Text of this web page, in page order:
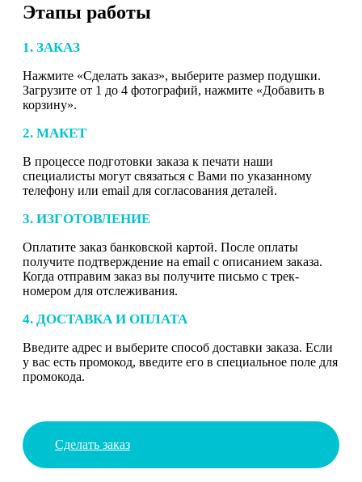
Этапы работы
1. ЗАКАЗ
Нажмите «Сделать заказ», выберите размер подушки.
Загрузите от 1 до 4 фотографий, нажмите «Добавить в
корзину».
2. МАКЕТ
В процессе подготовки заказа к печати наши
специалисты могут связаться с Вами по указанному
телефону или email для согласования деталей.
3. ИЗГОТОВЛЕНИЕ
Оплатите заказ банковской картой. После оплаты
получите подтверждение на email с описанием заказа.
Когда отправим заказ вы получите письмо с трек-
номером для отслеживания.
4. ДОСТАВКА И ОПЛАТА
Введите адрес и выберите способ доставки заказа. Если
у вас есть промокод, введите его в специальное поле для
промокода.
Сделать заказ